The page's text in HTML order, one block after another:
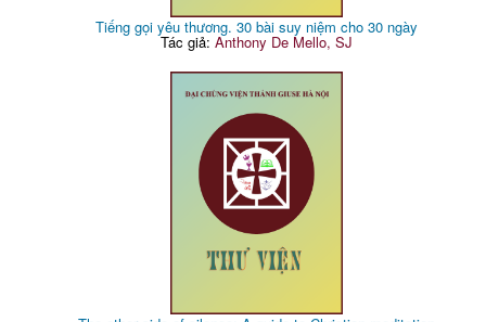
Tiếng gọi yêu thương. 30 bài suy niệm cho 30 ngày
Tác giả: Anthony De Mello, SJ